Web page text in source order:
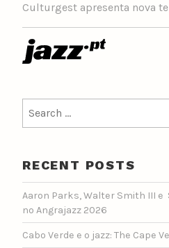
Culturgest apresenta nova
for:
RECENT POSTS
Aaron Parks, Walter Smith III e
no Angrajazz 2026
Cabo Verde e o jazz: The Cape